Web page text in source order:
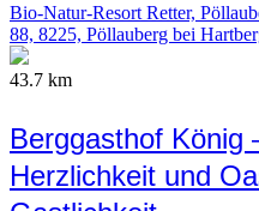
Bio-Natur-Resort Retter,
88, 8225, Pöllauberg bei
43.7 km
Berggasthof König
Herzlichkeit und